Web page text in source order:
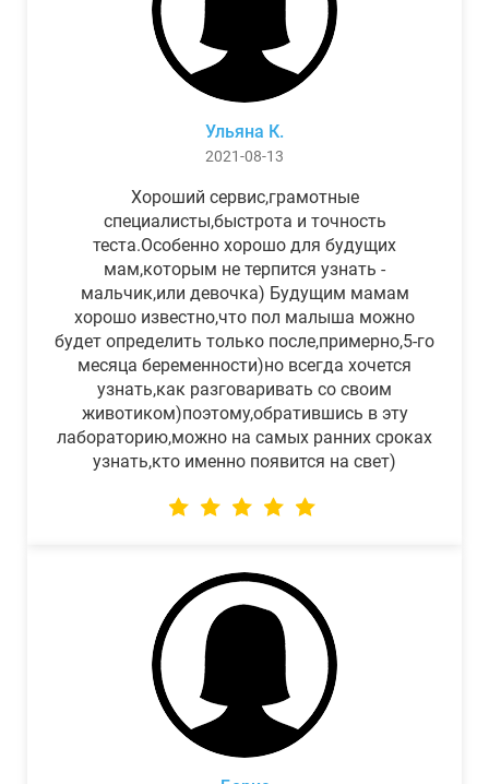
Ульяна К.
2021-08-13
Хороший сервис,грамотные
специалисты,быстрота и точность
теста.Особенно хорошо для будущих
мам,которым не терпится узнать -
мальчик,или девочка) Будущим мамам
хорошо известно,что пол малыша можно
будет определить только после,примерно,5-го
месяца беременности)но всегда хочется
узнать,как разговаривать со своим
животиком)поэтому,обратившись в эту
лабораторию,можно на самых ранних сроках
узнать,кто именно появится на свет)